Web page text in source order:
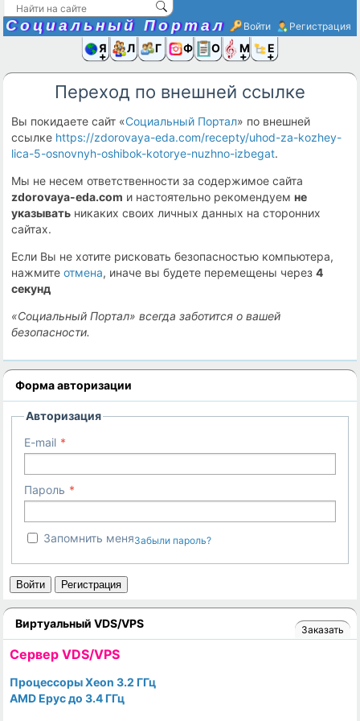
Социальный Портал Войти Регистрация
Я иЛюди
Группы
Фото Ещё
Переход по внешней ссылке
Вы покидаете сайт «Социальный Портал» по внешней
ссылке https://zdorovaya-eda.com/recepty/uhod-za-kozhey-
lica-5-osnovnyh-oshibok-kotorye-nuzhno-izbegat.
Мы не несем ответственности за содержимое сайта
zdorovaya-eda.com и настоятельно рекомендуемне
указывать никаких своих личных данных на сторонних
сайтах.
Если Вы не хотите рисковать безопасностью компьютера,
нажмитеотмена, иначе вы будете перемещены через4
секунд
«Социальный Портал» всегда заботится о вашей
безопасности.
Форма авторизации
Авторизация
E-mail
Пароль
Запомнить меняЗабыли пароль?
Войти Регистрация
Виртуальный VDS/VPS Заказать
Cервер VDS/VPS
Процессоры Xeon 3.2 ГГц
AMD Epyc до 3.4 ГГц